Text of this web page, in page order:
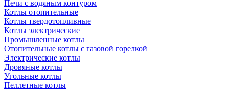
Печи с водяным контуром
Котлы отопительные
Котлы твердотопливные
Котлы электрические
Промышленные котлы
Отопительные котлы с газовой горелкой
Электрические котлы
Дровяные котлы
Угольные котлы
Пеллетные котлы